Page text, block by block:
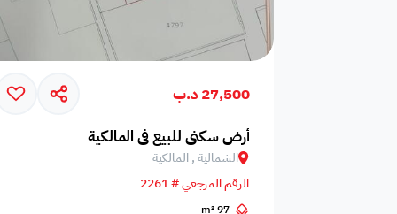
27,500 د.ب
أرض سكني للبيع في المالكية
الشمالية , المالكية
الرقم المرجعي # 2261
97 m²